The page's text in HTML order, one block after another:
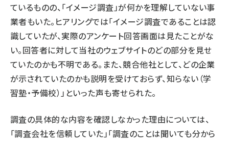
ているものの、「イメージ調査」が何かを理解していない事
業者もいた。ヒアリングでは「イメージ調査であることは認
識していたが、実際のアンケート回答画面は見たことがな
い。回答者に対して当社のウェブサイトのどの部分を見せ
ていたのかも不明である。また、競合他社として、どの企業
が示されていたのかも説明を受けておらず、知らない（学
習塾・予備校）」といった声も寄せられた。
調査の具体的な内容を確認しなかった理由については、
「調査会社を信頼していた」「調査のことは聞いても分から